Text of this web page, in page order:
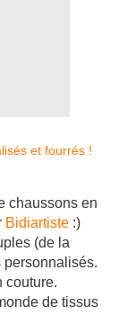
chaussons en
Bidiartiste :)
(de la
personnalisés.
couture.
de tissus